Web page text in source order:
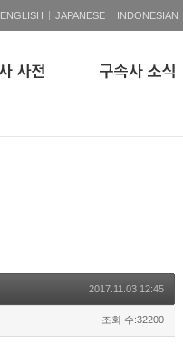
ENGLISH | JAPANESE | INDONESIAN
2017.11.03 12:45
조회 수:32200